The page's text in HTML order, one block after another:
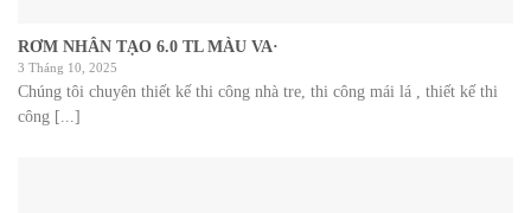
RƠM NHÂN TẠO 6.0 TL MÀU VA·
3 Tháng 10, 2025
Chúng tôi chuyên thiết kế thi công nhà tre, thi công mái lá , thiết kế thi
công [...]